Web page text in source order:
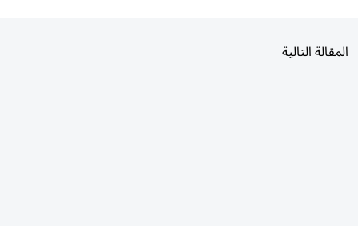
المقالة التالية